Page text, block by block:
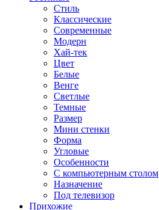
Стиль
Классические
Современные
Модерн
Хай-тек
Цвет
Белые
Венге
Светлые
Темные
Размер
Мини стенки
Форма
Угловые
Особенности
С компьютерным столом
Назначение
Под телевизор
Прихожие